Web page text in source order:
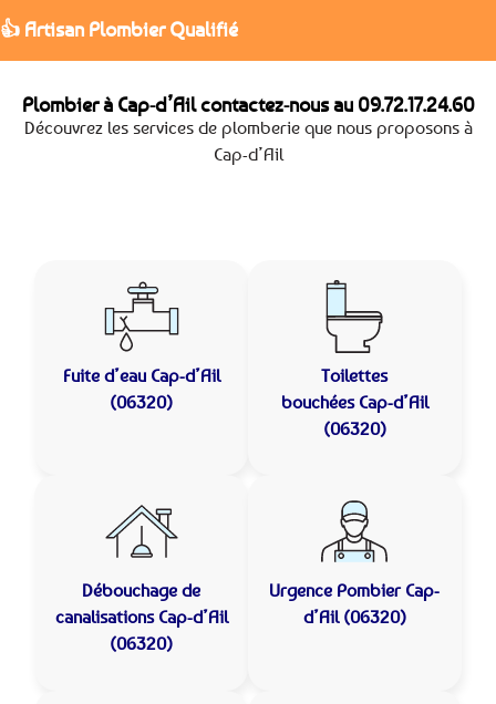
👍 Artisan Plombier Qualifié
Plombier à Cap-d’Ail contactez-nous au 09.72.17.24.60
Découvrez les services de plomberie que nous proposons à
Cap-d’Ail
Fuite d’eau Cap-d’Ail
(06320)
Toilettes
bouchées Cap-d’Ail
(06320)
Débouchage de
canalisations Cap-d’Ail
(06320)
Urgence Pombier Cap-
d’Ail (06320)